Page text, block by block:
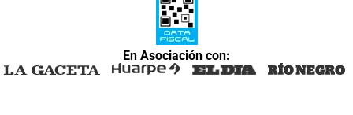
En Asociación con: